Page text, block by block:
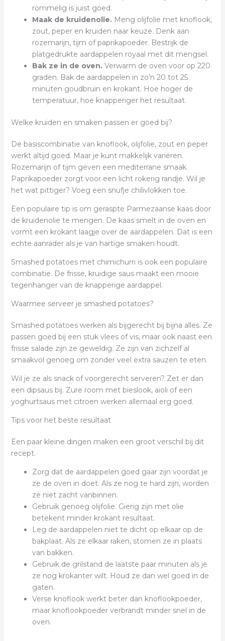
rommelig is juist goed.
Maak de kruidenolie. Meng olijfolie met knoflook,
zout, peper en kruiden naar keuze. Denk aan
rozemarijn, tijm of paprikapoeder. Bestrijk de
platgedrukte aardappelen royaal met dit mengsel.
Bak ze in de oven. Verwarm de oven voor op 220
graden. Bak de aardappelen in zo’n 20 tot 25
minuten goudbruin en krokant. Hoe hoger de
temperatuur, hoe knapperiger het resultaat.
Welke kruiden en smaken passen er goed bij?
De basiscombinatie van knoflook, olijfolie, zout en peper
werkt altijd goed. Maar je kunt makkelijk variëren.
Rozemarijn of tijm geven een mediterrane smaak.
Paprikapoeder zorgt voor een licht rokerig randje. Wil je
het wat pittiger? Voeg een snufje chilivlokken toe.
Een populaire tip is om geraspte Parmezaanse kaas door
de kruidenolie te mengen. De kaas smelt in de oven en
vormt een krokant laagje over de aardappelen. Dat is een
echte aanrader als je van hartige smaken houdt.
Smashed potatoes met chimichurri is ook een populaire
combinatie. De frisse, kruidige saus maakt een mooie
tegenhanger van de knapperige aardappel.
Waarmee serveer je smashed potatoes?
Smashed potatoes werken als bijgerecht bij bijna alles. Ze
passen goed bij een stuk vlees of vis, maar ook naast een
frisse salade zijn ze geweldig. Ze zijn van zichzelf al
smaakvol genoeg om zonder veel extra sauzen te eten.
Wil je ze als snack of voorgerecht serveren? Zet er dan
een dipsaus bij. Zure room met bieslook, aioli of een
yoghurtsaus met citroen werken allemaal erg goed.
Tips voor het beste resultaat
Een paar kleine dingen maken een groot verschil bij dit
recept.
Zorg dat de aardappelen goed gaar zijn voordat je
ze de oven in doet. Als ze nog te hard zijn, worden
ze niet zacht vanbinnen.
Gebruik genoeg olijfolie. Gierig zijn met olie
betekent minder krokant resultaat.
Leg de aardappelen niet te dicht op elkaar op de
bakplaat. Als ze elkaar raken, stomen ze in plaats
van bakken.
Gebruik de grilstand de laatste paar minuten als je
ze nog krokanter wilt. Houd ze dan wel goed in de
gaten.
Verse knoflook werkt beter dan knoflookpoeder,
maar knoflookpoeder verbrandt minder snel in de
oven.